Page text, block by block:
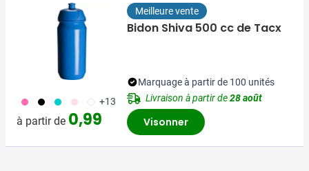
490 001 343 442 970 +13
à partir de 0,99
Meilleure vente
Bidon Shiva 500 cc de Tacx
Marquage à partir de 100 unités
Livraison à partir de28 août
Visonner